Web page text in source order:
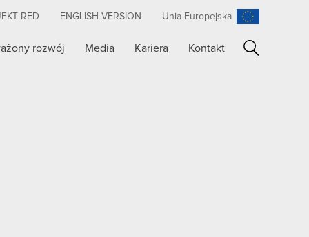
RED ENGLISH VERSION Unia Europejska
rozwój Media Kariera Kontakt